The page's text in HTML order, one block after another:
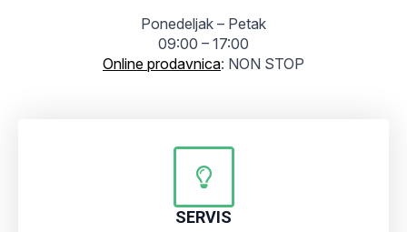
Ponedeljak – Petak
09:00 – 17:00
Online prodavnica: NON STOP
SERVIS